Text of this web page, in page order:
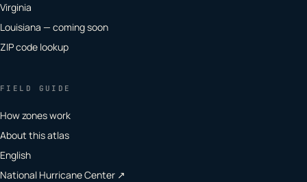
Virginia
Louisiana — coming soon
ZIP code lookup
FIELD GUIDE
How zones work
About this atlas
English
National Hurricane Center ↗